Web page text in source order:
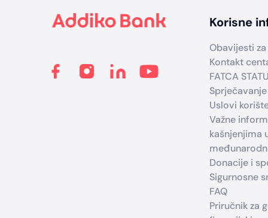
Korisne
Obavijesti
Kontakt
FATCA
Uslovi
Važne
kašnjenjima
Donacije i
Sigurnosne
FAQ
Priručnik za